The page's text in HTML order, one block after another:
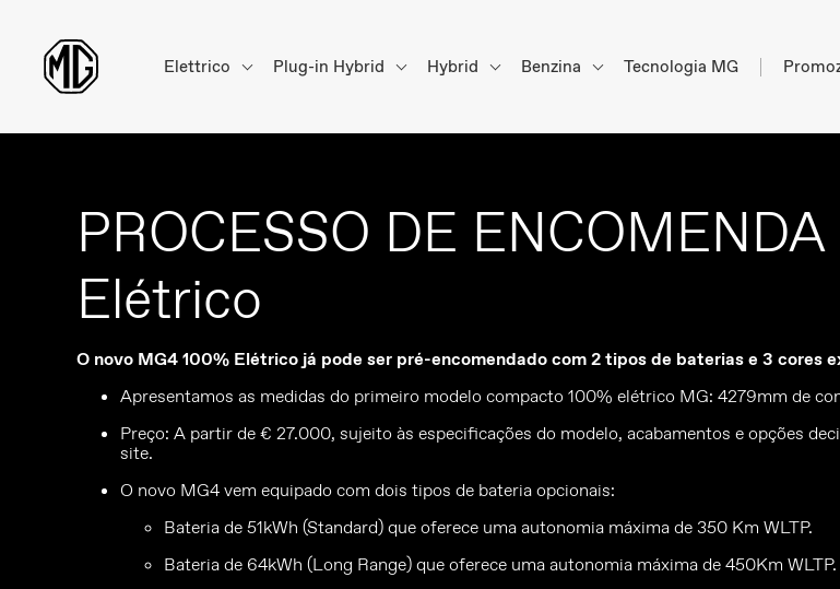
Elettrico Plug-in Hybrid Hybrid Benzina Tecnologia MG
PROCESSO DE
Elétrico
O novo MG4 100% Elétrico já pode ser pré-encomendado com 2 tipos de baterias e 3 cores
Apresentamos as medidas do primeiro modelo compacto 100% elétrico MG: 4279mm de
Preço: A partir de € 27.000, sujeito às especificações do modelo, acabamentos e opções
site.
O novo MG4 vem equipado com dois tipos de bateria opcionais:
Bateria de 51kWh (Standard) que oferece uma autonomia máxima de 350 Km WLTP.
Bateria de 64kWh (Long Range) que oferece uma autonomia máxima de 450Km WLTP.